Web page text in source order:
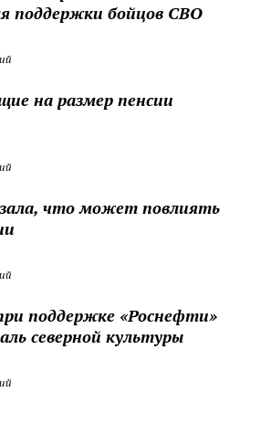
поддержки бойцов СВО
на размер пенсии
что может повлиять
поддержке «Роснефти»
северной культуры